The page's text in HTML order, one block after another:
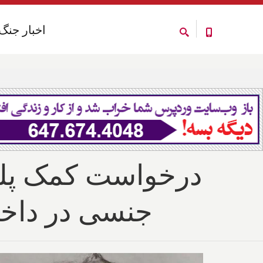
اخبار
اخبار
درخواست کمک
جنسی در